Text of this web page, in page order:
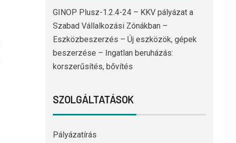
GINOP Plusz-1.2.4-24 – KKV pályázat a
Szabad Vállalkozási Zónákban –
Eszközbeszerzés – Új eszközök, gépek
beszerzése – Ingatlan beruházás:
korszerűsítés, bővítés
SZOLGÁLTATÁSOK
Pályázatírás